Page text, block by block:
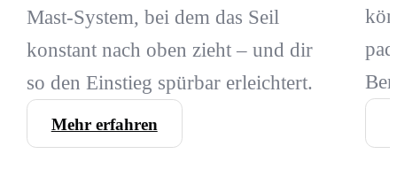
Mast-System, bei dem das Seil
konstant nach oben zieht – und dir
so den Einstieg spürbar erleichtert.
Mehr erfahren